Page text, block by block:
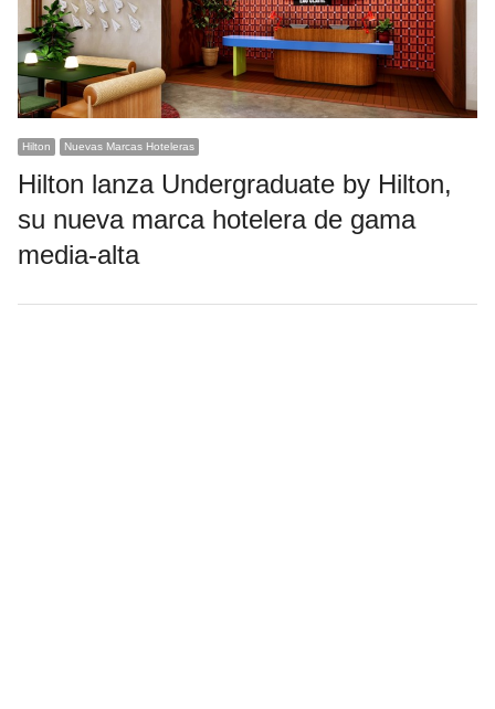
Hilton Nuevas Marcas Hoteleras
Hilton lanza Undergraduate by Hilton,
su nueva marca hotelera de gama
media-alta